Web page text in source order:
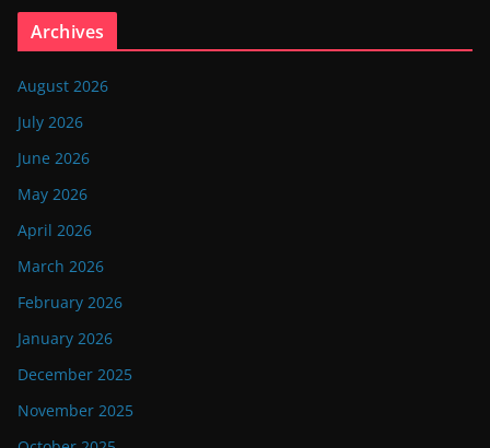
Archives
August 2026
July 2026
June 2026
May 2026
April 2026
March 2026
February 2026
January 2026
December 2025
November 2025